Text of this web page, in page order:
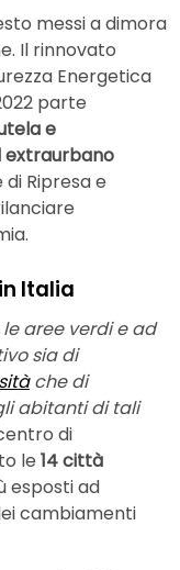
messi a dimora
Il rinnovato
Energetica
parte
e
extraurbano
di Ripresa e
Italia
aree verdi e ad
sia di
che di
abitanti di tali
di
le 14 città
esposti ad
cambiamenti